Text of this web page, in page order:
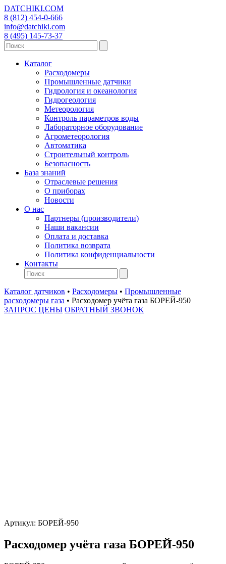
DATCHIKI.COM
8 (812) 454-0-666
info@datchiki.com
8 (495) 145-73-37
Каталог
Расходомеры
Промышленные датчики
Гидрология и океанология
Гидрогеология
Метеорология
Контроль параметров воды
Лабораторное оборудование
Агрометеорология
Автоматика
Строительный контроль
Безопасность
База знаний
Отраслевые решения
О приборах
Новости
О нас
Партнеры (производители)
Наши вакансии
Оплата и доставка
Политика возврата
Политика конфиденциальности
Контакты
Каталог датчиков • Расходомеры • Промышленные
расходомеры газа • Расходомер учёта газа БОРЕЙ-950
ЗАПРОС ЦЕНЫ ОБРАТНЫЙ ЗВОНОК
Артикул: БОРЕЙ-950
Расходомер учёта газа БОРЕЙ-950